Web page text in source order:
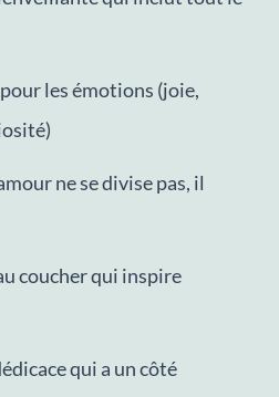
les émotions (joie,
ne se divise pas, il
coucher qui inspire
qui a un côté